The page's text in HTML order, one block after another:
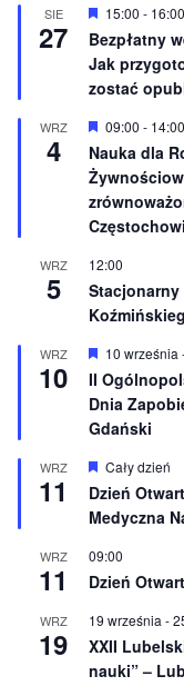
n
o
n
e
SIE
27
W
r
ó
ż
n
i
o
n
e
15:00 - 16:00
Bezpłatny
Jak
zostać
WRZ
4
W
r
ó
ż
n
i
n
e
09:00 - 14:00
Nauka dla
WRZ
5
12:00
Stacjonarny
WRZ
10
W
y
r
ó
ż
n
o
n
e
10 września
II
Dnia
Gdański
WRZ
11
W
y
r
ó
n
o
e
Cały dzień
Dzień
Medyczna
WRZ
11
09:00
Dzień
WRZ
19
19 września -
XXII
nauki” –